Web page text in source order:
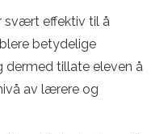
svært effektiv til å
betydelige
dermed tillate eleven å
av lærere og